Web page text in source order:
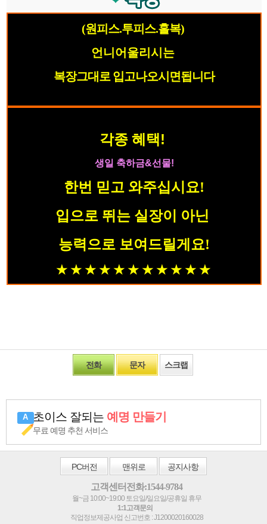
(원피스.투피스.홀복)
언니어울리시는
복장그대로 입고나오시면됩니다
각종 혜택!
생일 축하금&선물!
한번 믿고 와주십시요!
입으로 뛰는 실장이 아닌
능력으로 보여드릴게요!
★ ★ ★ ★ ★ ★ ★ ★ ★ ★ ★
전화 문자 스크랩
초이스 잘되는 예명 만들기
무료 예명 추천 서비스
PC버전 맨위로 공지사항
고객센터전화:1544-9784
월~금 10:00~19:00 토요일/일요일/공휴일 휴무
1:1고객문의
직업정보제공사업 신고번호 : J1200020160028